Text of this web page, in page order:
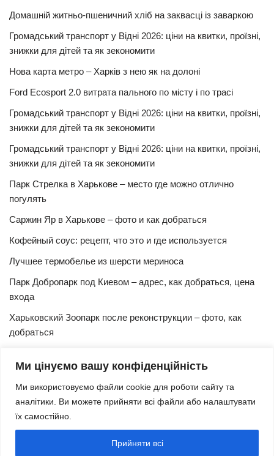
Ми цінуємо вашу конфіденційність
Ми використовуємо файли cookie для роботи сайту та
аналітики. Ви можете прийняти всі файли або налаштувати
їх самостійно.
Прийняти всі
Домашній житньо-пшеничний хліб на заквасці із заваркою
Громадський транспорт у Відні 2026: ціни на квитки, проїзні,
знижки для дітей та як зекономити
Нова карта метро – Харків з нею як на долоні
Ford Ecosport 2.0 витрата пального по місту і по трасі
Громадський транспорт у Відні 2026: ціни на квитки, проїзні,
знижки для дітей та як зекономити
Громадський транспорт у Відні 2026: ціни на квитки, проїзні,
знижки для дітей та як зекономити
Парк Стрелка в Харькове – место где можно отлично
погулять
Саржин Яр в Харькове – фото и как добраться
Кофейный соус: рецепт, что это и где используется
Лучшее термобелье из шерсти мериноса
Парк Добропарк под Киевом – адрес, как добраться, цена
входа
Харьковский Зоопарк после реконструкции – фото, как
добраться
домашних условиях
Харьковская Швейцария – цены, адрес, как добраться
Маршрут и расписание 27 троллейбуса (Харьков)
Трамвай № 3 Харьков – маршрут, время и интервал